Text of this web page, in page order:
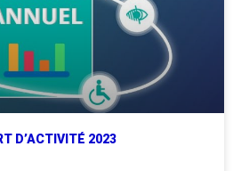
D’ACTIVITÉ 2023